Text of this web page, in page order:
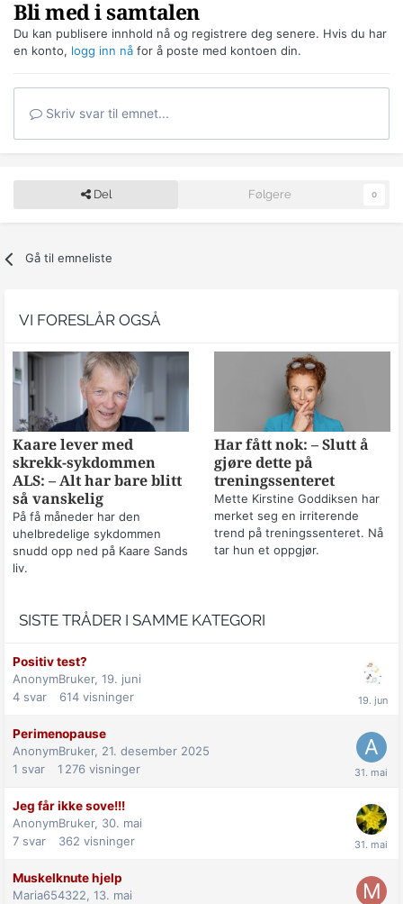
Bli med i samtalen
Du kan publisere innhold nå og registrere deg senere. Hvis du har
en konto, logg inn nå for å poste med kontoen din.
Skriv svar til emnet...
Del Følgere 0
Gå til emneliste
VI FORESLÅR OGSÅ
Kaare lever med
skrekk-sykdommen
ALS: – Alt har bare blitt
så vanskelig
På få måneder har den
uhelbredelige sykdommen
snudd opp ned på Kaare Sands
liv.
Har fått nok: – Slutt å
gjøre dette på
treningssenteret
Mette Kirstine Goddiksen har
merket seg en irriterende
trend på treningssenteret. Nå
tar hun et oppgjør.
SISTE TRÅDER I SAMME KATEGORI
Positiv test?
AnonymBruker, 19. juni
4 svar 614 visninger
Perimenopause
AnonymBruker, 21. desember 2025
1 svar 1 276 visninger
Jeg får ikke sove!!!
AnonymBruker, 30. mai
7 svar 362 visninger
Muskelknute hjelp
Maria654322, 13. mai